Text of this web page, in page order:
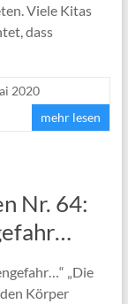
Viele Kitas
dass
2020
mehr lesen
Nr. 64:
„Die
Körper